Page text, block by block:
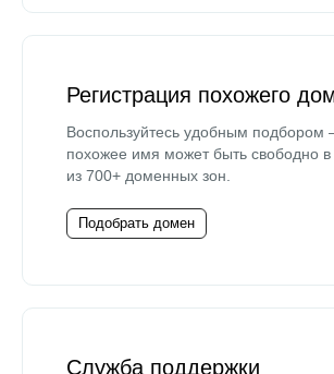
Регистрация похожего
Воспользуйтесь удобным подбором
похожее имя может быть свободно в
из 700+ доменных зон.
Подобрать домен
Служба поддержки